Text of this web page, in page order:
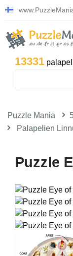
13331
Puzzle Mania
Palapelien
Puzzle